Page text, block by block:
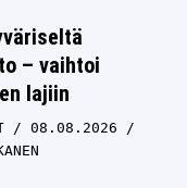
– vaihtoi
lajiin
08.08.2026